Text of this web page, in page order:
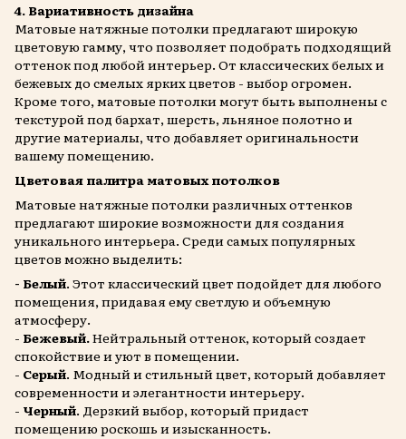
4. Вариативность дизайна
Матовые натяжные потолки предлагают широкую
цветовую гамму, что позволяет подобрать подходящий
оттенок под любой интерьер. От классических белых и
бежевых до смелых ярких цветов - выбор огромен.
Кроме того, матовые потолки могут быть выполнены с
текстурой под бархат, шерсть, льняное полотно и
другие материалы, что добавляет оригинальности
вашему помещению.
Цветовая палитра матовых потолков
Матовые натяжные потолки различных оттенков
предлагают широкие возможности для создания
уникального интерьера. Среди самых популярных
цветов можно выделить:
- Белый. Этот классический цвет подойдет для любого
помещения, придавая ему светлую и объемную
атмосферу.
- Бежевый.Нейтральный оттенок, который создает
спокойствие и уют в помещении.
- Серый. Модный и стильный цвет, который добавляет
современности и элегантности интерьеру.
- Черный. Дерзкий выбор, который придаст
помещению роскошь и изысканность.